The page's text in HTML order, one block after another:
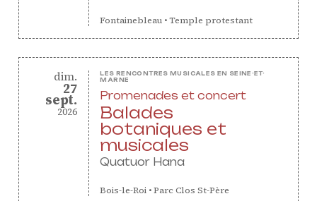
Fontainebleau •Temple protestant
dimanche
dim.
27
septembre
sept.
2026
LES RENCONTRES MUSICALES EN SEINE-ET-
MARNE
Promenades et concert
Balades
botaniques et
musicales
Quatuor Hana
Bois-le-Roi •Parc Clos St-Père
Actualités
Soutenir ProQuartet
Vidéos des masterclasses
CONTACT
INSCRIPTION INFOLETTRES
PETITES ANNONCES